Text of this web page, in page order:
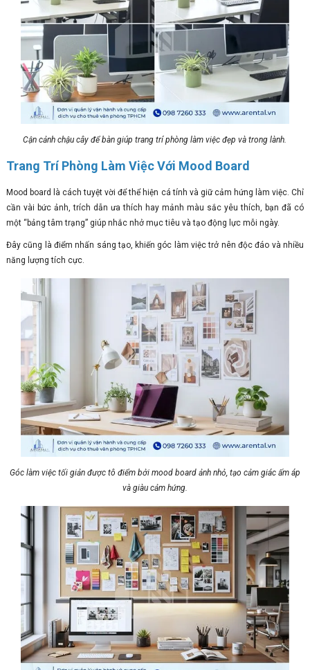
Cận cảnh chậu cây để bàn giúp trang trí phòng làm việc đẹp và trong lành.
Trang Trí Phòng Làm Việc Với Mood Board
Mood board là cách tuyệt vời để thể hiện cá tính và giữ cảm hứng làm việc. Chỉ
cần vài bức ảnh, trích dẫn ưa thích hay mảnh màu sắc yêu thích, bạn đã có
một “bảng tâm trạng” giúp nhắc nhở mục tiêu và tạo động lực mỗi ngày.
Đây cũng là điểm nhấn sáng tạo, khiến góc làm việc trở nên độc đáo và nhiều
năng lượng tích cực.
Góc làm việc tối giản được tô điểm bởi mood board ảnh nhỏ, tạo cảm giác ấm áp
và giàu cảm hứng.